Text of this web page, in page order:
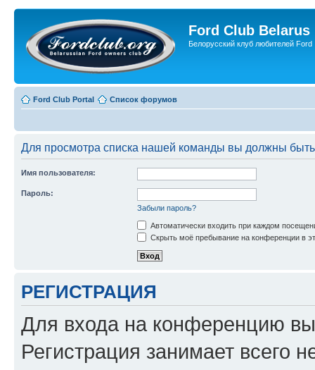
Ford Club Belarus
Белорусский клуб любителей Ford
Ford Club Portal Список форумов
Для просмотра списка нашей команды вы должны
Имя пользователя:
Пароль:
Забыли пароль?
Автоматически входить при каждом
Скрыть моё пребывание на конференции в
РЕГИСТРАЦИЯ
Для входа на конференцию
Регистрация занимает всего